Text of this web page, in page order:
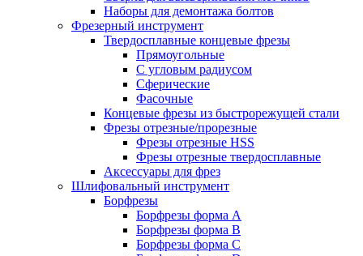
Наборы для демонтажа болтов
Фрезерный инструмент
Твердосплавные концевые фрезы
Прямоугольные
С угловым радиусом
Сферические
Фасочные
Концевые фрезы из быстрорежущей стали
Фрезы отрезные/прорезные
Фрезы отрезные HSS
Фрезы отрезные твердосплавные
Аксессуары для фрез
Шлифовальный инструмент
Борфрезы
Борфрезы форма A
Борфрезы форма B
Борфрезы форма C